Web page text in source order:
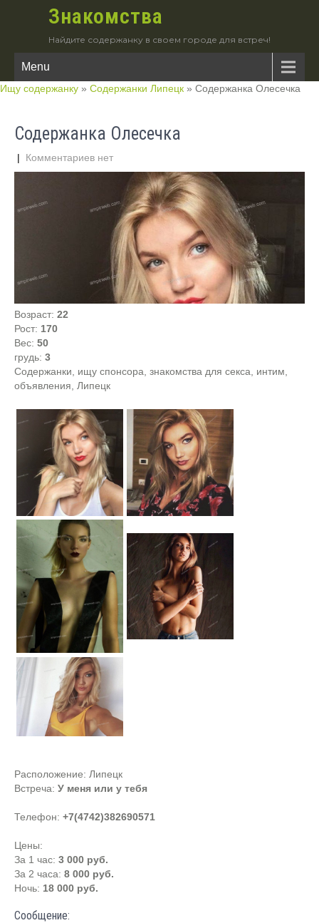
Знакомства
Найдите содержанку в своем городе для встреч!
Menu
Ищу содержанку » Содержанки Липецк » Содержанка Олесечка
Содержанка Олесечка
| Комментариев нет
Возраст: 22
Рост: 170
Вес: 50
грудь: 3
Содержанки, ищу спонсора, знакомства для секса, интим,
объявления, Липецк
Расположение: Липецк
Встреча: У меня или у тебя
Телефон: +7(4742)382690571
Цены:
За 1 час: 3 000 руб.
За 2 часа: 8 000 руб.
Ночь: 18 000 руб.
Сообщение: